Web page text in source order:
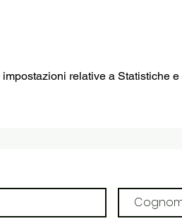
relative a Statistiche